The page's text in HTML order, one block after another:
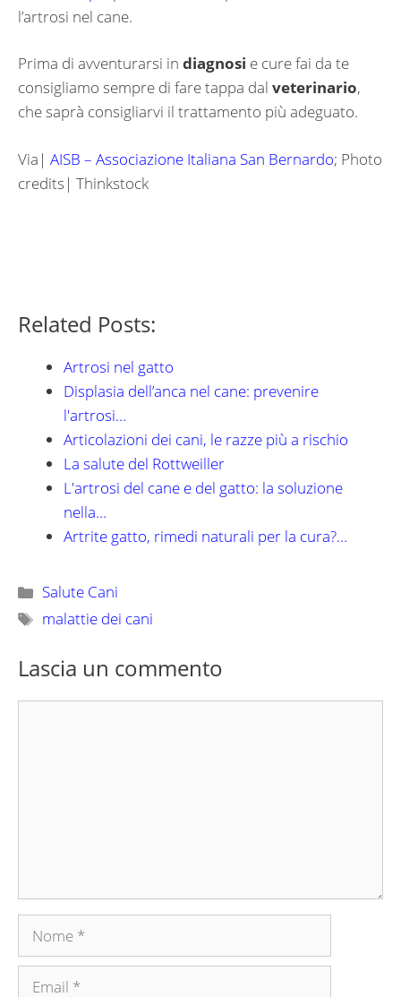
l’artrosi nel cane.
Prima di avventurarsi in diagnosi e cure fai da te
consigliamo sempre di fare tappa dal veterinario,
che saprà consigliarvi il trattamento più adeguato.
Via| AISB – Associazione Italiana San Bernardo; Photo
credits| Thinkstock
Related Posts:
Artrosi nel gatto
Displasia dell’anca nel cane: prevenire
l'artrosi…
Articolazioni dei cani, le razze più a rischio
La salute del Rottweiller
L'artrosi del cane e del gatto: la soluzione
nella…
Artrite gatto, rimedi naturali per la cura?…
Categorie
Salute Cani
Tag
malattie dei cani
Lascia un commento
Nome
Email